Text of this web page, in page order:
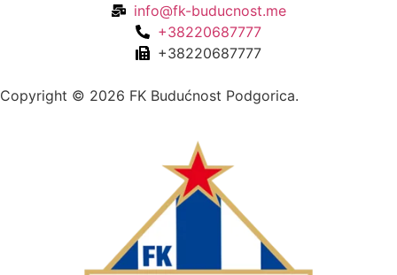
info@fk-buducnost.me
+38220687777
+38220687777
Copyright © 2026 FK Budućnost Podgorica.